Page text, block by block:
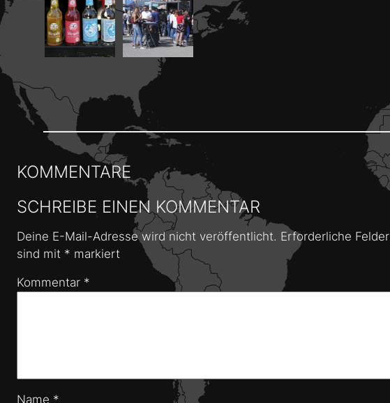
KOMMENTARE
SCHREIBE EINEN KOMMENTAR
Deine E-Mail-Adresse wird nicht veröffentlicht. Erforderliche Felder
sind mit * markiert
Kommentar *
Name *